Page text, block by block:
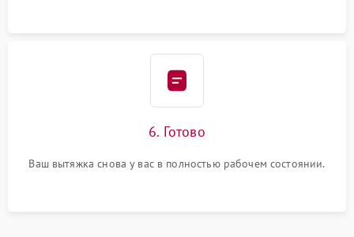
6. Готово
Ваш вытяжка снова у вас в полностью рабочем состоянии.